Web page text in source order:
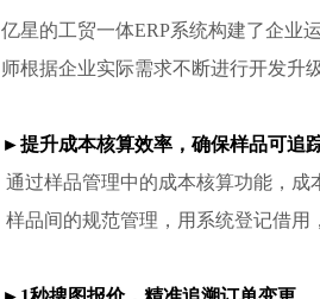
亿星的工贸一体ERP系统构建了企业
师根据企业实际需求不断进行开发升
►提升成本核算效率，确保样品可追
通过样品管理中的成本核算功能，成
样品间的规范管理，用系统登记借